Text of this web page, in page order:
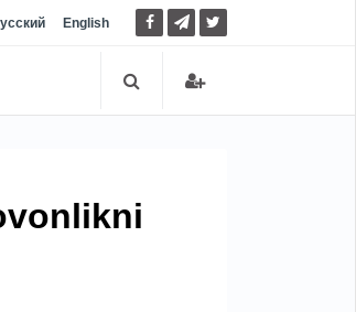
English